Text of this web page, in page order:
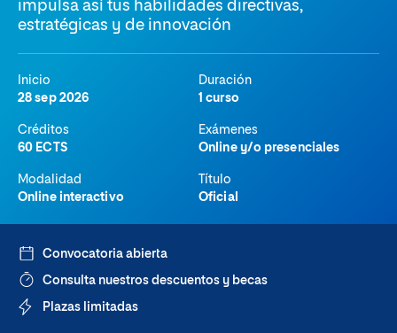
impulsa así tus habilidades directivas,
estratégicas y de innovación
Inicio
28 sep 2026
Duración
1 curso
Créditos
60 ECTS
Exámenes
Online y/o presenciales
Modalidad
Online interactivo
Título
Oficial
Convocatoria abierta
Consulta nuestros descuentos y becas
Plazas limitadas